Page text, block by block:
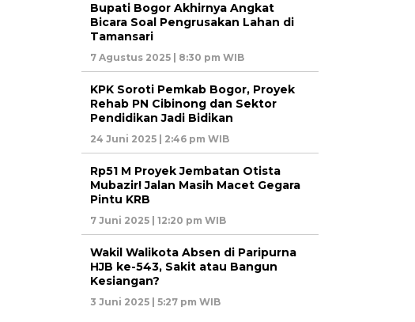
Bupati Bogor Akhirnya Angkat
Bicara Soal Pengrusakan Lahan di
Tamansari
7 Agustus 2025 | 8:30 pm WIB
KPK Soroti Pemkab Bogor, Proyek
Rehab PN Cibinong dan Sektor
Pendidikan Jadi Bidikan
24 Juni 2025 | 2:46 pm WIB
Rp51 M Proyek Jembatan Otista
Mubazir! Jalan Masih Macet Gegara
Pintu KRB
7 Juni 2025 | 12:20 pm WIB
Wakil Walikota Absen di Paripurna
HJB ke-543, Sakit atau Bangun
Kesiangan?
3 Juni 2025 | 5:27 pm WIB